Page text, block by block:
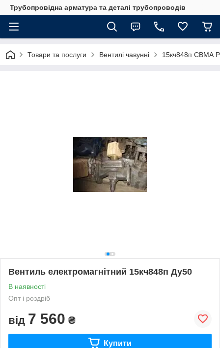
Трубопровідна арматура та деталі трубопроводів
Товари та послуги Вентилі чавунні 15кч848п СВМА
Вентиль електромагнітний 15кч848п Ду50
В наявності
Опт і роздріб
від 7 560 ₴
Купити